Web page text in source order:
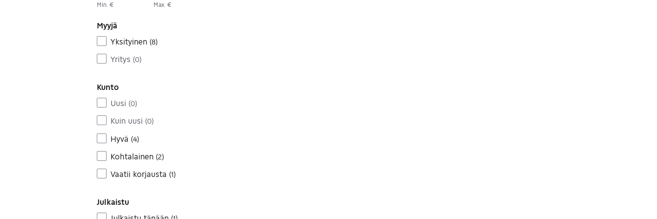
Min. € Max. €
Myyjä
Yksityinen (8)
Yritys (0)
Kunto
Uusi (0)
Kuin uusi (0)
Hyvä (4)
Kohtalainen (2)
Vaatii korjausta (1)
Julkaistu